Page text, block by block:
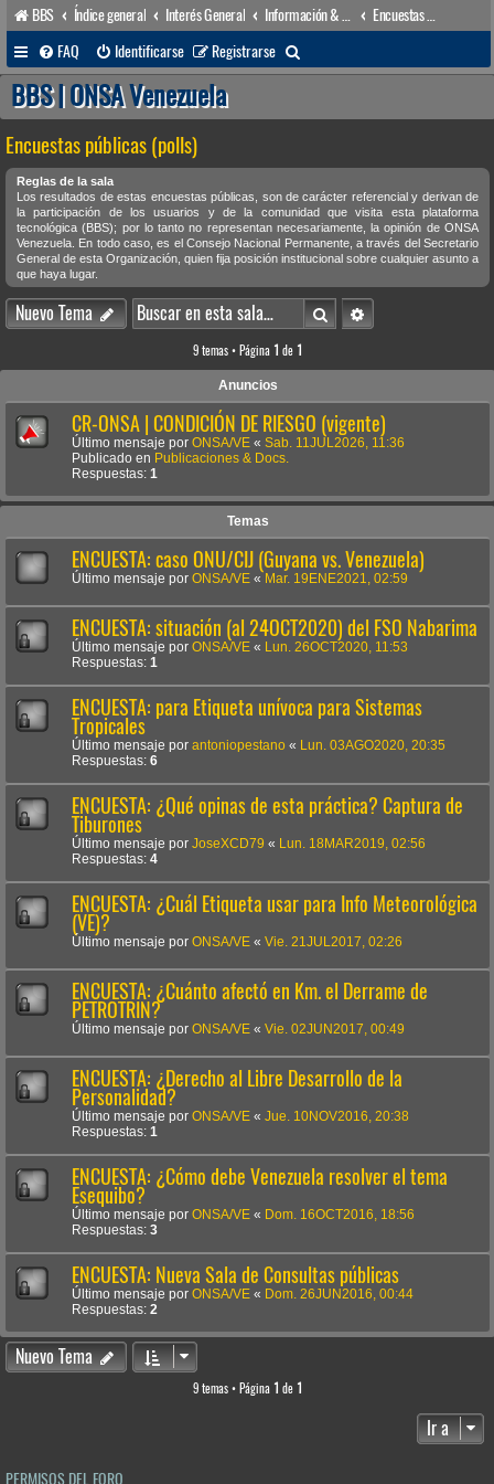
BBS Índice general Interés General
FAQ
Identificarse Registrarse
u
a
r
BBS | ONSA Venezuela
Encuestas públicas (polls)
Reglas de la sala
Los resultados de estas encuestas públicas, son de carácter referencial y derivan de
la participación de los usuarios y de la comunidad que visita esta plataforma
tecnológica (BBS); por lo tanto no representan necesariamente, la opinión de ONSA
Venezuela. En todo caso, es el Consejo Nacional Permanente, a través del Secretario
General de esta Organización, quien fija posición institucional sobre cualquier asunto a
que haya lugar.
Nuevo Tema BuscarBúsqueda avanzada
9 temas • Página 1 de 1
Anuncios
CR-ONSA | CONDICIÓN DE RIESGO (vigente)
Último mensaje por ONSA/VE « Sab. 11JUL2026, 11:36
Publicado en Publicaciones & Docs.
Respuestas: 1
Temas
ENCUESTA: caso ONU/CIJ (Guyana vs. Venezuela)
Último mensaje por ONSA/VE « Mar. 19ENE2021, 02:59
ENCUESTA: situación (al 24OCT2020) del FSO Nabarima
Último mensaje por ONSA/VE «
Lun. 26OCT2020, 11:53
Respuestas: 1
ENCUESTA: para Etiqueta unívoca para Sistemas
Tropicales
Último mensaje por antoniopestano «
Lun. 03AGO2020, 20:35
Respuestas: 6
ENCUESTA: ¿Qué opinas de esta práctica? Captura de
Tiburones
Último mensaje por JoseXCD79 «
Lun. 18MAR2019, 02:56
Respuestas: 4
ENCUESTA: ¿Cuál Etiqueta usar para Info Meteorológica
(VE)?
Último mensaje por ONSA/VE « Vie. 21JUL2017, 02:26
ENCUESTA: ¿Cuánto afectó en Km. el Derrame de
PETROTRIN?
Último mensaje por ONSA/VE « Vie. 02JUN2017, 00:49
ENCUESTA: ¿Derecho al Libre Desarrollo de la
Personalidad?
Último mensaje por ONSA/VE « Jue. 10NOV2016, 20:38
Respuestas: 1
ENCUESTA: ¿Cómo debe Venezuela resolver el tema
Esequibo?
Último mensaje por ONSA/VE « Dom. 16OCT2016, 18:56
Respuestas: 3
ENCUESTA: Nueva Sala de Consultas públicas
Último mensaje por ONSA/VE « Dom. 26JUN2016, 00:44
Respuestas: 2
Nuevo Tema
9 temas • Página 1 de 1
Ir a
PERMISOS DEL FORO